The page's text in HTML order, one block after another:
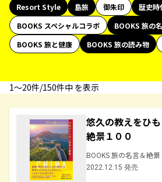
Resort Style
島旅 御朱印 歴史時
BOOKS スペシャルコラボ
BOOKS 旅の
BOOKS 旅と健康
BOOKS 旅の読み物
1〜20件/150件中 を表示
悠久の教えをひ
絶景１００
BOOKS 旅の名言＆絶景
2022.12.15 発売